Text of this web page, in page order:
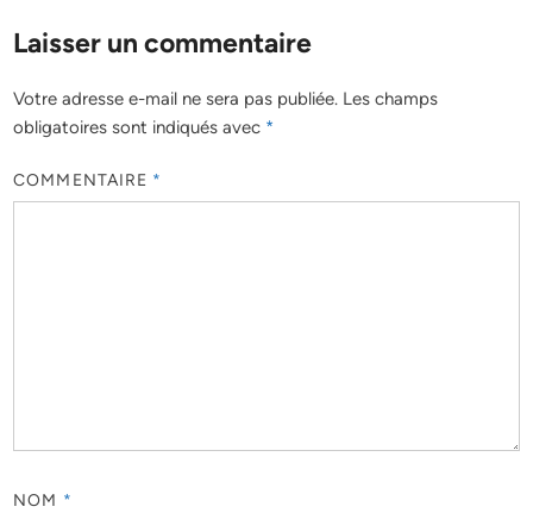
Laisser un commentaire
Votre adresse e-mail ne sera pas publiée. Les champs
obligatoires sont indiqués avec *
COMMENTAIRE *
NOM *